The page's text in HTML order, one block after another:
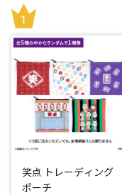
笑点 トレーディング
ポーチ